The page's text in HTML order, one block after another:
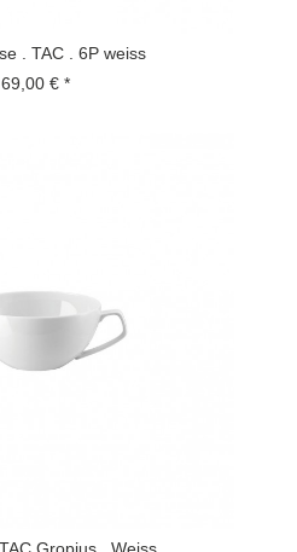
. TAC . 6P weiss
69,00 € *